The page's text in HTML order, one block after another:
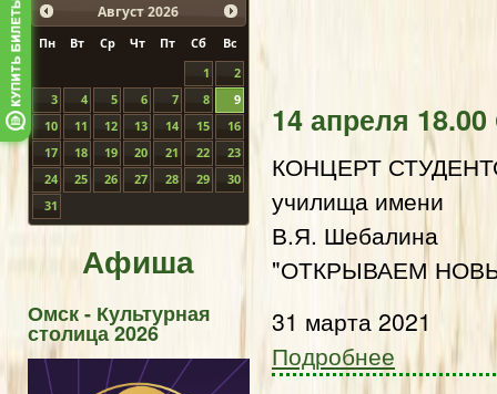
Август 2026
Пн Вт Ср Чт Пт Сб
Вс
1
2
3
4 5 6 7 8
9
10
11 12 13 14 15
16
17
18 19 20 21 22
23
24
25 26 27 28 29
30
31
Афиша
Омск - Культурная
столица 2026
14 апреля
КОНЦЕРТ
училища имени
В.Я. Шебалина
"ОТКРЫВАЕМ
31 марта 2021
Подробнее